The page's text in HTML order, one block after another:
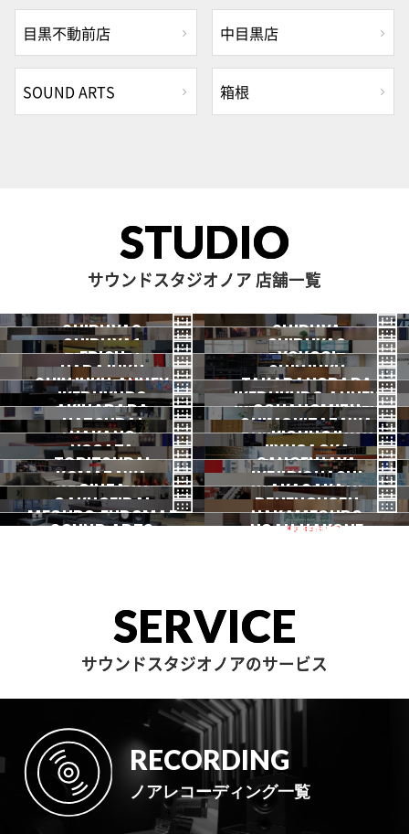
目黒不動前店 中目黒店
SOUND ARTS 箱根
STUDIO
サウンドスタジオノア 店舗一覧
SHIBUYA3
渋谷3号
2026.07 OPEN
SHIBUYA
渋谷本店
SHIBUYA1
渋谷1号
SHIBUYA2
渋谷2号
EBISU
恵比寿
YOYOGI
代々木
HARAJUKU
原宿
SHINJUKU
新宿
SHINJUKU ANNEX
新宿ANNEX
TAKADANOBABA
高田馬場
IKEBUKURO
池袋
IKEBUKURO ANNEX
池袋ANNEX
AKIHABARA
秋葉原
OCHANOMIZU
御茶ノ水
HATSUDAI
初台
SHIMOKITAZAWA
下北沢
NAKANO
中野
KICHIJOJI
吉祥寺
NOGATA
野方
JIYUGAOKA
自由が丘
TORITSUDAI
都立大
SANGENJAYA
三軒茶屋
KOMAZAWA
駒沢
IKEJIRIOHASHI
池尻大橋
一時閉店中
GINZA
銀座
AKASAKA
赤坂
GAKUGEIDAI
学芸大
DENENCHOFU
田園調布
MEGURO FUDOMAE NAKAMEGURO
SOUND ARTS NOAH HAKONE
SERVICE
サウンドスタジオノアのサービス
RECORDING
ノアレコーディング一覧